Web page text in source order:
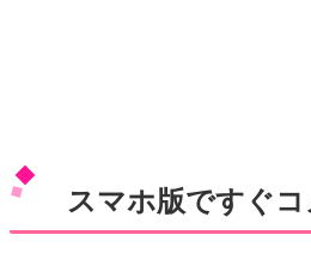
スマホ版ですぐ